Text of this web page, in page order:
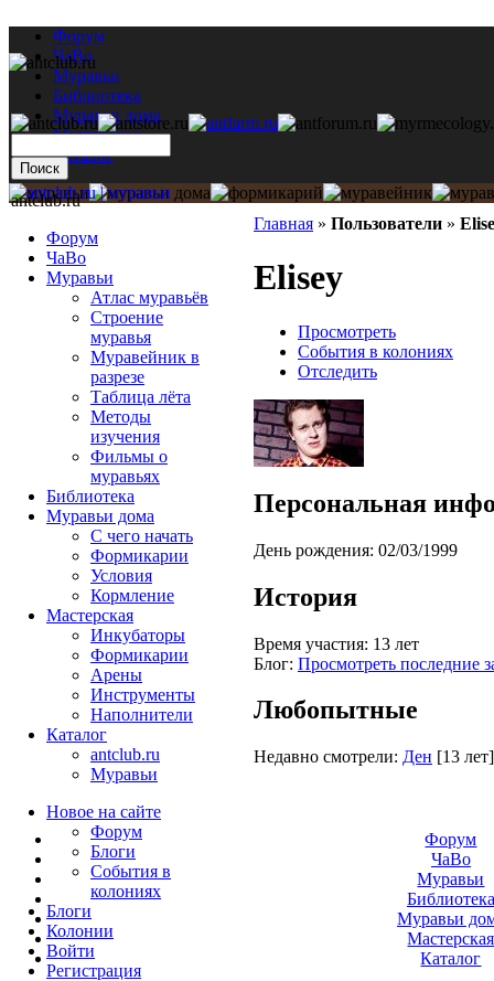
Форум
ЧаВо
Муравьи
Библиотека
Муравьи дома
Мастерская
Каталог
Главная » Пользователи »
Elisey
Просмотреть
События в колониях
Отследить
Персональная
День рождения: 02/03/1999
История
Время участия: 13 лет
Блог: Просмотреть последние
Любопытные
Недавно смотрели: Ден [13 лет]
antclub.ru
Форум
ЧаВо
Муравьи
Атлас муравьёв
Строение
муравья
Муравейник в
разрезе
Таблица лёта
Методы
изучения
Фильмы о
муравьях
Библиотека
Муравьи дома
С чего начать
Формикарии
Условия
Кормление
Мастерская
Инкубаторы
Формикарии
Арены
Инструменты
Наполнители
Каталог
antclub.ru
Муравьи
Новое на сайте
Форум
Блоги
События в
колониях
Блоги
Колонии
Войти
Peгиcтpaция
Форум
ЧаВо
Муравьи
Библиотека
Муравьи
Мастерская
Каталог